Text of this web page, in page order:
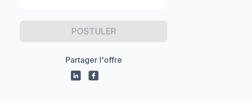
POSTULER
Partager l'offre